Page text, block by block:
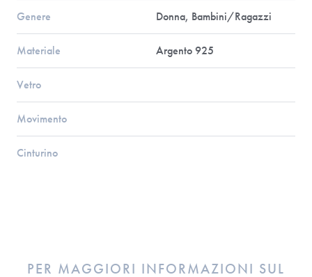
Genere Donna, Bambini/Ragazzi
Materiale Argento 925
Vetro
Movimento
Cinturino
PER MAGGIORI INFORMAZIONI SUL